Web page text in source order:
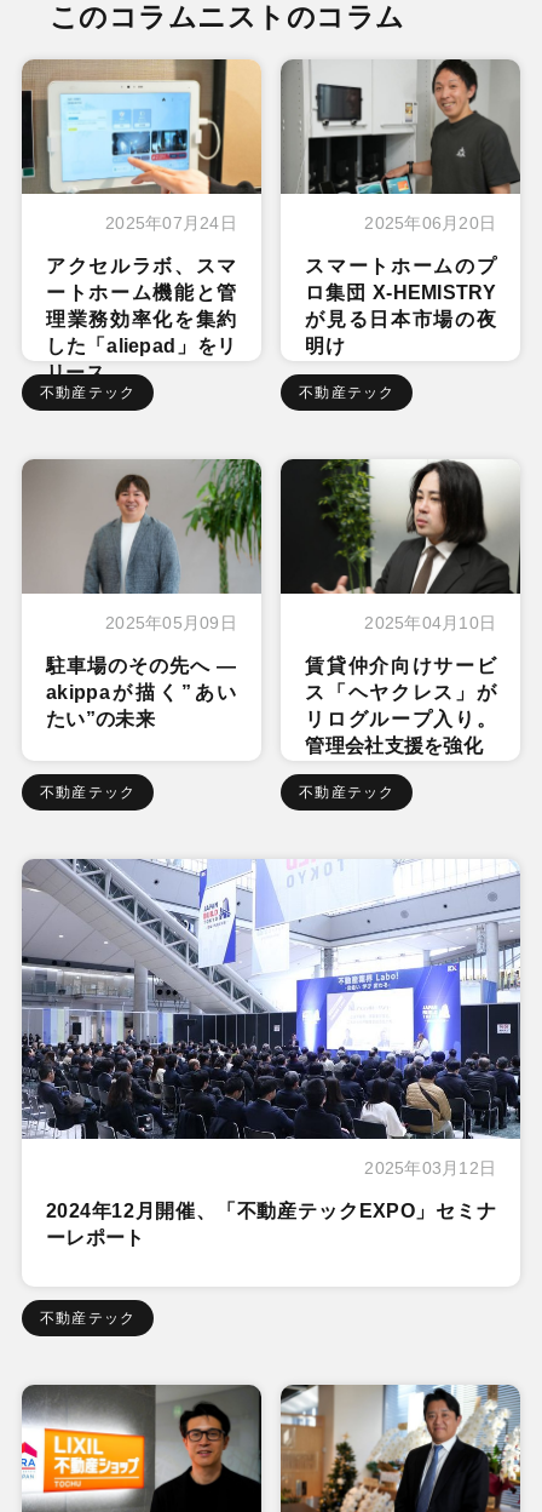
このコラムニストのコラム
2025年07月24日
アクセルラボ、スマ
ートホーム機能と管
理業務効率化を集約
した「aliepad」をリ
リース
不動産テック
2025年06月20日
スマートホームのプ
ロ集団 X-HEMISTRY
が見る日本市場の夜
明け
不動産テック
2025年05月09日
駐車場のその先へ ―
akippaが描く”あい
たい”の未来
不動産テック
2025年04月10日
賃貸仲介向けサービ
ス「ヘヤクレス」が
リログループ入り。
管理会社支援を強化
不動産テック
2025年03月12日
2024年12月開催、「不動産テックEXPO」セミナ
ーレポート
不動産テック